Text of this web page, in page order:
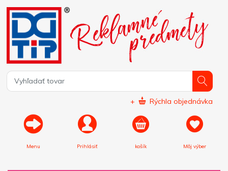
+ Rýchla objednávka
Menu Prihlásiť košík Môj výber